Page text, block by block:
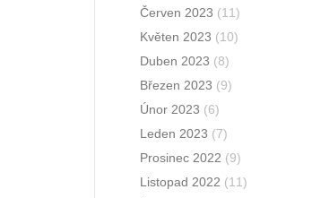
Červen 2023 (11)
Květen 2023 (10)
Duben 2023 (8)
Březen 2023 (9)
Únor 2023 (6)
Leden 2023 (7)
Prosinec 2022 (9)
Listopad 2022 (11)